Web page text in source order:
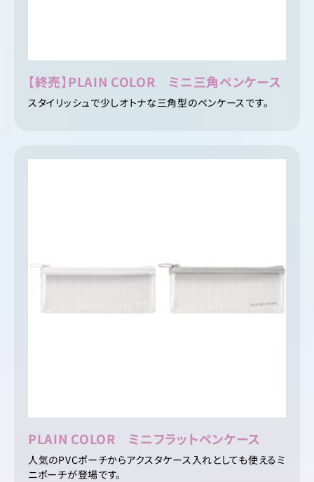
【終売】PLAIN COLOR ミニ三角ペンケース
スタイリッシュで少しオトナな三角型のペンケースです。
PLAIN COLOR ミニフラットペンケース
人気のPVCポーチからアクスタケース入れとしても使えるミ
ニポーチが登場です。